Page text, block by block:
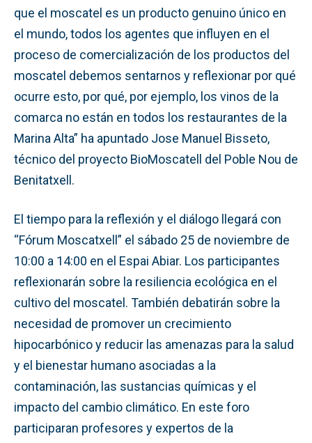
que el moscatel es un producto genuino único en
el mundo, todos los agentes que influyen en el
proceso de comercialización de los productos del
moscatel debemos sentarnos y reflexionar por qué
ocurre esto, por qué, por ejemplo, los vinos de la
comarca no están en todos los restaurantes de la
Marina Alta” ha apuntado Jose Manuel Bisseto,
técnico del proyecto BioMoscatell del Poble Nou de
Benitatxell.
El tiempo para la reflexión y el diálogo llegará con
“Fórum Moscatxell” el sábado 25 de noviembre de
10:00 a 14:00 en el Espai Abiar. Los participantes
reflexionarán sobre la resiliencia ecológica en el
cultivo del moscatel. También debatirán sobre la
necesidad de promover un crecimiento
hipocarbónico y reducir las amenazas para la salud
y el bienestar humano asociadas a la
contaminación, las sustancias químicas y el
impacto del cambio climático. En este foro
participaran profesores y expertos de la